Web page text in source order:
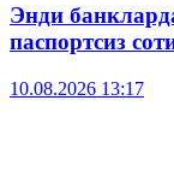
Энди
паспортсиз
10.08.2026 13:17